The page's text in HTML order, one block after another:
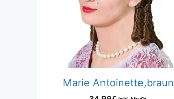
Marie Antoinette,braun